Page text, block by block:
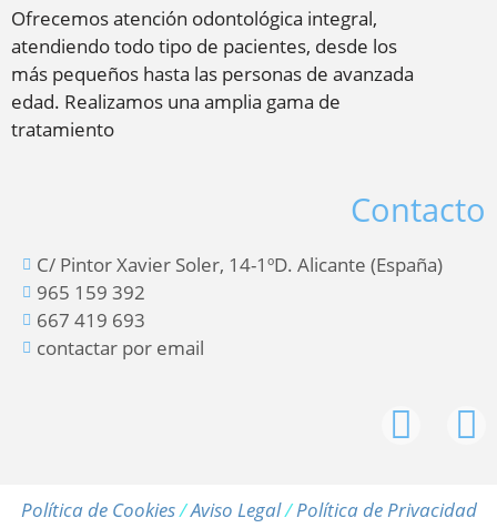
Ofrecemos atención odontológica integral,
atendiendo todo tipo de pacientes, desde los
más pequeños hasta las personas de avanzada
edad. Realizamos una amplia gama de
tratamiento
Contacto
C/ Pintor Xavier Soler, 14-1ºD. Alicante (España)
965 159 392
667 419 693
contactar por email
Política de Cookies/Aviso Legal/Política de Privacidad